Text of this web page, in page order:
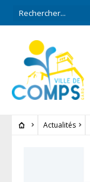
Actualités